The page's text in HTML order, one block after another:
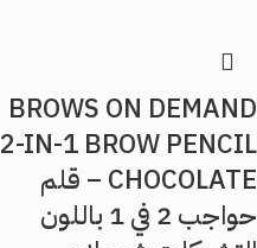
BROWS ON DEMAND
2-IN-1 BROW PENCIL
– CHOCOLATE قلم
حواجب 2 في 1 باللون